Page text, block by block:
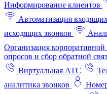
Информирование клиентов
Автоматизация
исходящих звонков
Организация
опросов и сбор обратной
Виртуальная АТС
аналитика звонков